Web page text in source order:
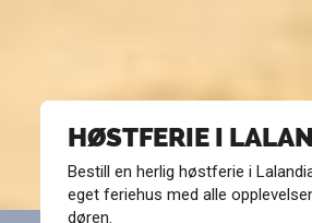
HØSTFERIE I
Bestill en herlig høstferie i
eget feriehus med alle
døren.